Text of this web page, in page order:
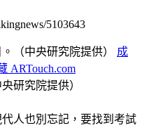
5103643
（中央研究院提供） 成
ARTouch.com
研究院提供）
人也別忘記，要找到考試